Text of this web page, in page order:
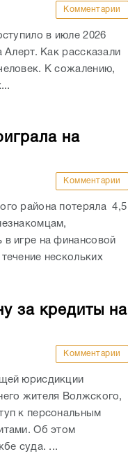
Комментарии
в июле 2026
Алерт. Как рассказали
К сожалению,
на
Комментарии
района потеряла 4,5
игре на финансовой
нескольких
за кредиты на
Комментарии
юрисдикции
жителя Волжского,
к персональным
Об этом
суда. ...